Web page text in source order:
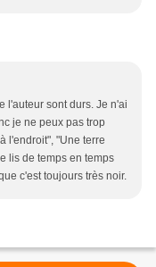
l'auteur sont durs. Je n'ai
je ne peux pas trop
l'endroit", "Une terre
lis de temps en temps
c'est toujours très noir.